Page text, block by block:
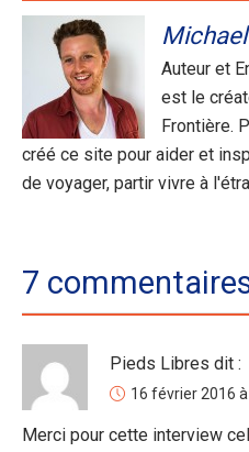
Michael
Auteur et
est le
Frontière.
créé ce site pour aider et
de voyager, partir vivre à
7
Pieds Libres dit :
16 février 2016
Merci pour cette interview